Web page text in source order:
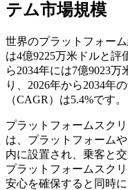
テム市場規模
世界のプラットフォー
は4億9225万米ドルと評
ら2034年には7億9023
り、2026年から2034年
（CAGR）は5.4%です。
プラットフォームスク
は、プラットフォーム
内に設置され、乗客と
プラットフォームスク
安心を確保すると同時